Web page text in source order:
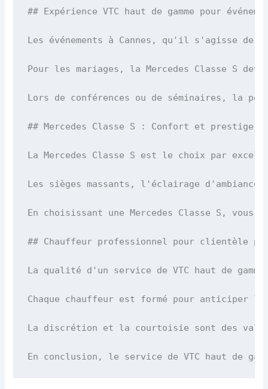
## Expérience VTC haut de gamme pour
Les événements à Cannes, qu'il s'agisse de
Pour les mariages, la Mercedes Classe S
Lors de conférences ou de séminaires, la
## Mercedes Classe S : Confort et prestige à
La Mercedes Classe S est le choix par
Les sièges massants, l'éclairage
En choisissant une Mercedes Classe S,
## Chauffeur professionnel pour clientèle
La qualité d'un service de VTC haut de
Chaque chauffeur est formé pour anticiper
La discrétion et la courtoisie sont des
En conclusion, le service de VTC haut de